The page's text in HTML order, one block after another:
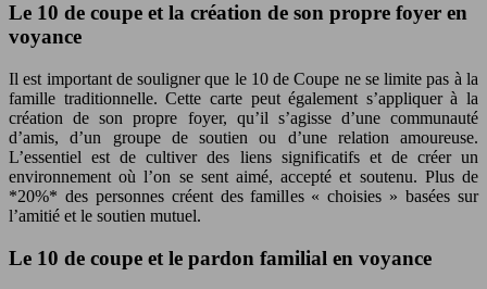
Le 10 de coupe et la création de son propre foyer en
voyance
Il est important de souligner que le 10 de Coupe ne se limite pas à la
famille traditionnelle. Cette carte peut également s’appliquer à la
création de son propre foyer, qu’il s’agisse d’une communauté
d’amis, d’un groupe de soutien ou d’une relation amoureuse.
L’essentiel est de cultiver des liens significatifs et de créer un
environnement où l’on se sent aimé, accepté et soutenu. Plus de
*20%* des personnes créent des familles « choisies » basées sur
l’amitié et le soutien mutuel.
Le 10 de coupe et le pardon familial en voyance